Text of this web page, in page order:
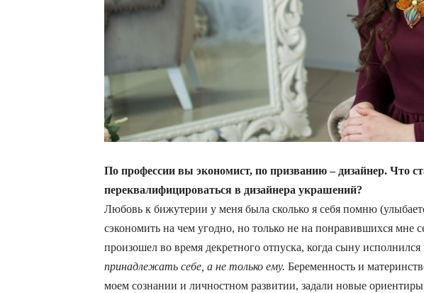
По профессии вы экономист, по призванию – дизайнер. Что
переквалифицироваться в дизайнера украшений?
Любовь к бижутерии у меня была сколько я себя помню
сэкономить на чем угодно, но только не на понравившихся мне
произошел во время декретного отпуска, когда сыну исполнился
принадлежать себе, а не только ему. Беременность и
моем сознании и личностном развитии, задали новые